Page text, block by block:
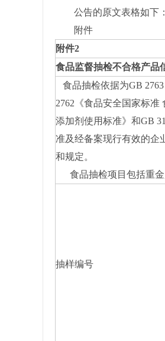
公告的原文表格如下：
附件
附件2
食品监督抽检不合格产品
食品抽检依据为GB
2762《食品安全国家标准
添加剂使用标准》和GB
准及经备案现行有效的企
和规定。
食品抽检项目包括重金
抽样编号